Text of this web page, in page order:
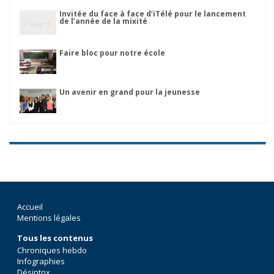
Invitée du face à face d’iTélé pour le lancement
de l’année de la mixité
Faire bloc pour notre école
Un avenir en grand pour la jeunesse
Accueil
Mentions légales
Tous les contenus
Chroniques hebdo
Infographies